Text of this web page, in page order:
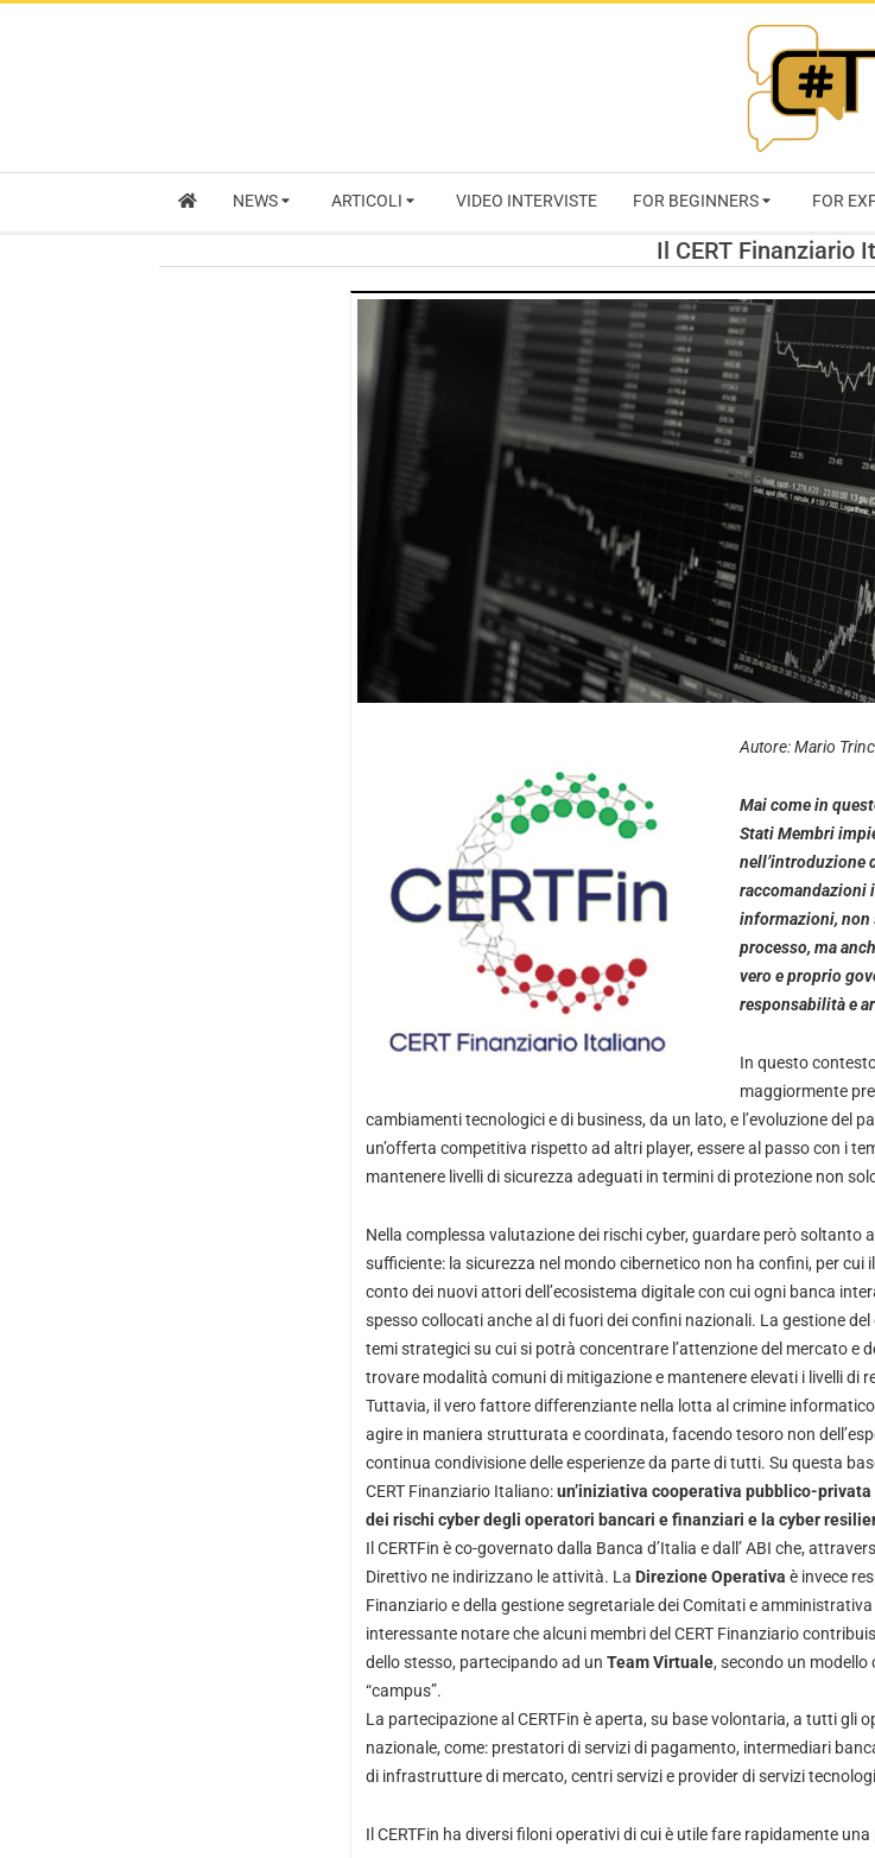
NEWS ARTICOLI VIDEO INTERVISTE FOR BEGINNERS FOR
Il CERT Finanziario
Autore: Mario
Mai come in
Stati Membri
nell’introduzione
raccomandazioni
informazioni, non
processo, ma
vero e proprio
responsabilità e
In questo
maggiormente
cambiamenti tecnologici e di business, da un lato, e l’evoluzione del
un’offerta competitiva rispetto ad altri player, essere al passo con i
mantenere livelli di sicurezza adeguati in termini di protezione non
Nella complessa valutazione dei rischi cyber, guardare però soltanto
sufficiente: la sicurezza nel mondo cibernetico non ha confini, per cui
conto dei nuovi attori dell’ecosistema digitale con cui ogni banca
spesso collocati anche al di fuori dei confini nazionali. La gestione
temi strategici su cui si potrà concentrare l’attenzione del mercato e
trovare modalità comuni di mitigazione e mantenere elevati i livelli di
Tuttavia, il vero fattore differenziante nella lotta al crimine
agire in maniera strutturata e coordinata, facendo tesoro non
continua condivisione delle esperienze da parte di tutti. Su questa
CERT Finanziario Italiano:un’iniziativa cooperativa pubblico-
dei rischi cyber degli operatori bancari e finanziari e la cyber
Il CERTFin è co-governato dalla Banca d’Italia e dall’ ABI che,
Direttivo ne indirizzano le attività. La Direzione Operativa è invece
Finanziario e della gestione segretariale dei Comitati e
interessante notare che alcuni membri del CERT Finanziario
dello stesso, partecipando ad un Team Virtuale, secondo un
“campus”.
La partecipazione al CERTFin è aperta, su base volontaria, a tutti gli
nazionale, come: prestatori di servizi di pagamento, intermediari
di infrastrutture di mercato, centri servizi e provider di servizi
Il CERTFin ha diversi filoni operativi di cui è utile fare rapidamente